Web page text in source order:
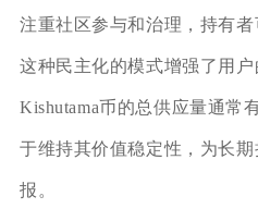
注重社区参与和治理，持有者
这种民主化的模式增强了用户
Kishutama币的总供应量通常
于维持其价值稳定性，为长
报。